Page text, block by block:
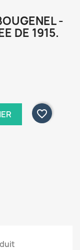
-
DE 1915.
favorite_border